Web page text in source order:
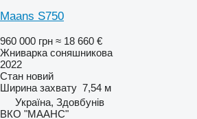
Maans S750
960 000 грн ≈ 18 660 €
Жниварка соняшникова
2022
Стан новий
Ширина захвату 7,54 м
Україна, Здовбунів
ВКО "МААНС"